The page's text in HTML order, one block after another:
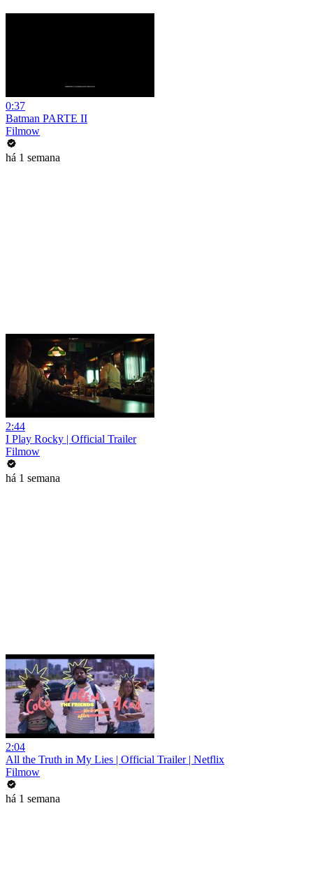
0:37
Batman PARTE II
Filmow
há 1 semana
2:44
I Play Rocky | Official Trailer
Filmow
há 1 semana
2:04
All the Truth in My Lies | Official Trailer | Netflix
Filmow
há 1 semana